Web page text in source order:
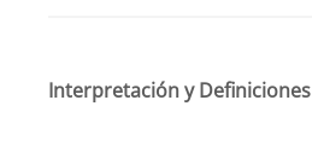
Interpretación y Definiciones